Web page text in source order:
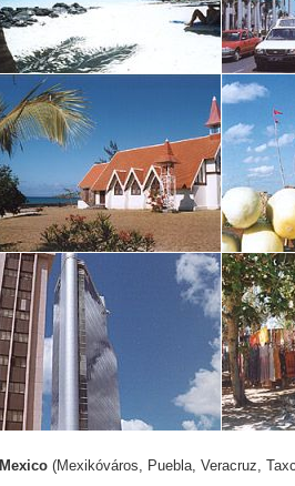
Mexico (Mexikóváros, Puebla, Veracruz,